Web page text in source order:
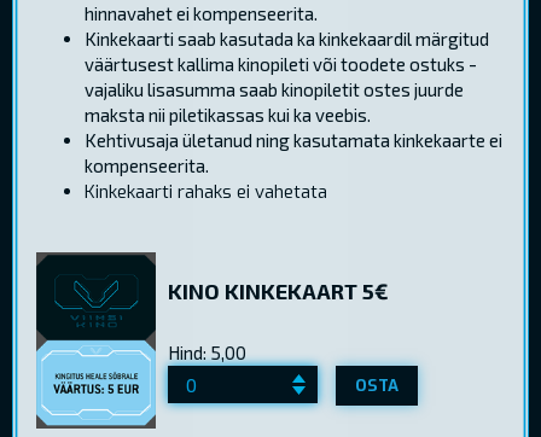
hinnavahet ei kompenseerita.
Kinkekaarti saab kasutada ka kinkekaardil märgitud
väärtusest kallima kinopileti või toodete ostuks -
vajaliku lisasumma saab kinopiletit ostes juurde
maksta nii piletikassas kui ka veebis.
Kehtivusaja ületanud ning kasutamata kinkekaarte ei
kompenseerita.
Kinkekaarti rahaks ei vahetata
KINO KINKEKAART 5€
Hind: 5,00
OSTA